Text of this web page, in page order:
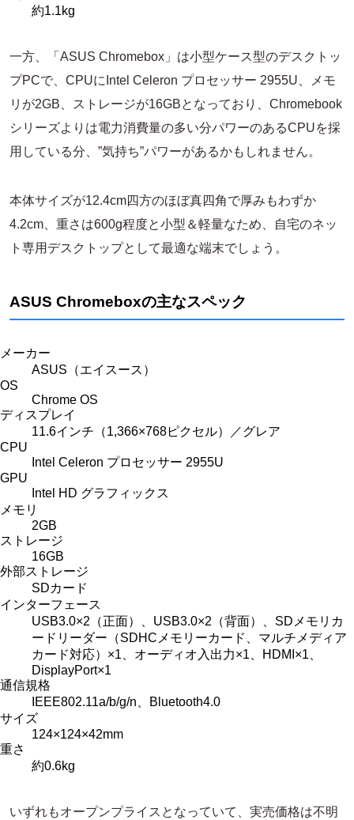
約1.1kg
一方、「ASUS Chromebox」は小型ケース型のデスクトッ
プPCで、CPUにIntel Celeron プロセッサー 2955U、メモ
リが2GB、ストレージが16GBとなっており、Chromebook
シリーズよりは電力消費量の多い分パワーのあるCPUを採
用している分、”気持ち”パワーがあるかもしれません。
本体サイズが12.4cm四方のほぼ真四角で厚みもわずか
4.2cm、重さは600g程度と小型＆軽量なため、自宅のネッ
ト専用デスクトップとして最適な端末でしょう。
ASUS Chromeboxの主なスペック
メーカー
ASUS（エイスース）
OS
Chrome OS
ディスプレイ
11.6インチ（1,366×768ピクセル）／グレア
CPU
Intel Celeron プロセッサー 2955U
GPU
Intel HD グラフィックス
メモリ
2GB
ストレージ
16GB
外部ストレージ
SDカード
インターフェース
USB3.0×2（正面）、USB3.0×2（背面）、SDメモリカ
ードリーダー（SDHCメモリーカード、マルチメディア
カード対応）×1、オーディオ入出力×1、HDMI×1、
DisplayPort×1
通信規格
IEEE802.11a/b/g/n、Bluetooth4.0
サイズ
124×124×42mm
重さ
約0.6kg
いずれもオープンプライスとなっていて、実売価格は不明